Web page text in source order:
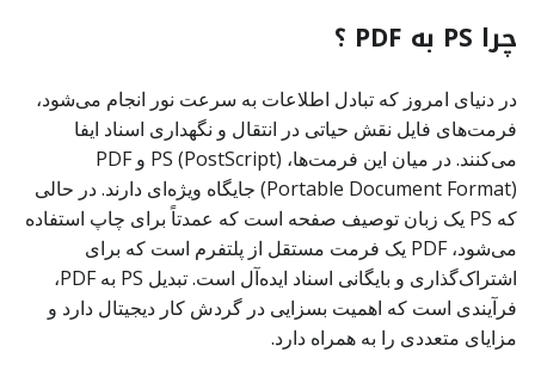
چرا PS به PDF ؟
در دنیای امروز که تبادل اطلاعات به سرعت نور انجام می‌شود،
فرمت‌های فایل نقش حیاتی در انتقال و نگهداری اسناد ایفا
می‌کنند. در میان این فرمت‌ها، PS (PostScript) و PDF
(Portable Document Format) جایگاه ویژه‌ای دارند. در حالی
که PS یک زبان توصیف صفحه است که عمدتاً برای چاپ استفاده
می‌شود، PDF یک فرمت مستقل از پلتفرم است که برای
اشتراک‌گذاری و بایگانی اسناد ایده‌آل است. تبدیل PS به PDF،
فرآیندی است که اهمیت بسزایی در گردش کار دیجیتال دارد و
مزایای متعددی را به همراه دارد.